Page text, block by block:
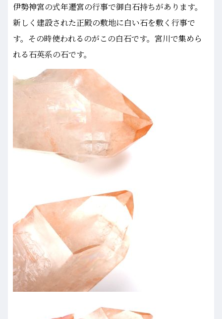
伊勢神宮の式年遷宮の行事で御白石持ちがあります。
新しく建設された正殿の敷地に白い石を敷く行事で
す。その時使われるのがこの白石です。宮川で集めら
れる石英系の石です。